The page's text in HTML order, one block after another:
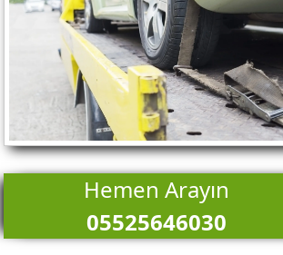
Hemen Arayın
05525646030